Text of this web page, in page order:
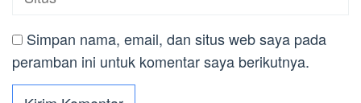
Simpan nama, email, dan situs web saya pada
peramban ini untuk komentar saya berikutnya.